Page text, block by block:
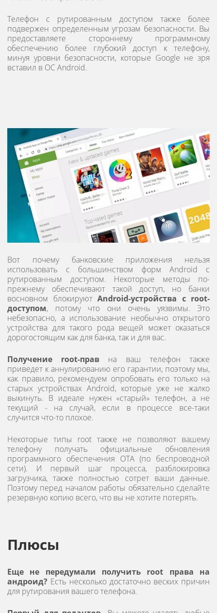
Телефон с рутированным доступом также более
подвержен определенным угрозам безопасности. Вы
предоставляете стороннему программному
обеспечению более глубокий доступ к телефону,
минуя уровни безопасности, которые Google не зря
вставил в ОС Android.
Вот почему банковские приложения нельзя
использовать с большинством форм Android с
рутированным доступом. Некоторые методы по-
прежнему обеспечивают такой доступ, но банки
восновном блокируют Android-устройства с root-
доступом, потому что они очень уязвимы. Это
небезопасно, а использование необычно открытого
устройства для такого рода вещей может оказаться
дорогостоящим как для банка, так и для вас.
Получение root-прав на ваш телефон также
приведет к аннулированию его гарантии, поэтому мы,
как правило, рекомендуем опробовать его только на
старых устройствах Android, которые уже не жалко
выкинуть. В идеале нужен «старый» телефон, а не
текущий - на случай, если в процессе все-таки
случится что-то плохое.
Некоторые типы root также не позволяют вашему
телефону получать официальные обновления
программного обеспечения OTA (по беспроводной
сети). И первый шаг процесса, разблокировка
загрузчика, также полностью сотрет ваши данные.
Поэтому перед началом работы обязательно сделайте
резервную копию всего, что вы не хотите потерять.
Плюсы
Еще не передумали получить root права на
андроид? Есть несколько достаточно веских причин
для рутирования вашего телефона.